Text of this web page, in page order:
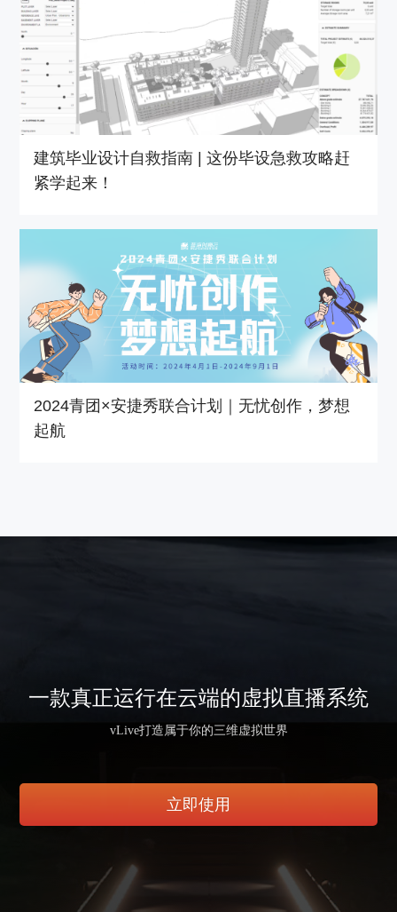
建筑毕业设计自救指南 | 这份毕设急救攻略赶
紧学起来！
2024青团×安捷秀联合计划｜无忧创作，梦想
起航
一款真正运行在云端的虚拟直播系统
vLive打造属于你的三维虚拟世界
立即使用